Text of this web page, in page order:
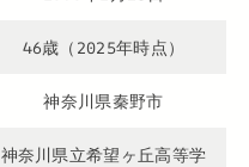
46歳（2025年時点）
神奈川県秦野市
神奈川県立希望ヶ丘高等学